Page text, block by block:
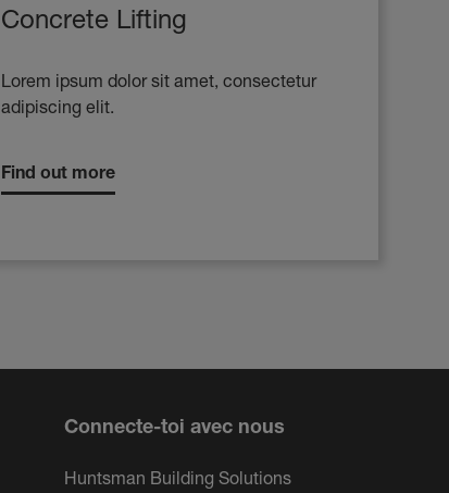
Concrete Lifting
Lorem ipsum dolor sit amet, consectetur
adipiscing elit.
Find out more
Connecte-toi avec nous
Huntsman Building Solutions